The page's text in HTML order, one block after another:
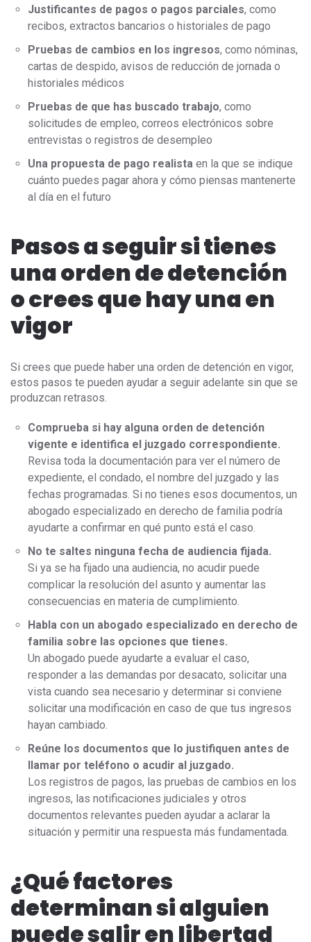
Justificantes de pagos o pagos parciales, como
recibos, extractos bancarios o historiales de pago
Pruebas de cambios en los ingresos, como nóminas,
cartas de despido, avisos de reducción de jornada o
historiales médicos
Pruebas de que has buscado trabajo, como
solicitudes de empleo, correos electrónicos sobre
entrevistas o registros de desempleo
Una propuesta de pago realista en la que se indique
cuánto puedes pagar ahora y cómo piensas mantenerte
al día en el futuro
Pasos a seguir si tienes
una orden de detención
o crees que hay una en
vigor
Si crees que puede haber una orden de detención en vigor,
estos pasos te pueden ayudar a seguir adelante sin que se
produzcan retrasos.
Comprueba si hay alguna orden de detención
vigente e identifica el juzgado correspondiente.
Revisa toda la documentación para ver el número de
expediente, el condado, el nombre del juzgado y las
fechas programadas. Si no tienes esos documentos, un
abogado especializado en derecho de familia podría
ayudarte a confirmar en qué punto está el caso.
No te saltes ninguna fecha de audiencia fijada.
Si ya se ha fijado una audiencia, no acudir puede
complicar la resolución del asunto y aumentar las
consecuencias en materia de cumplimiento.
Habla con un abogado especializado en derecho de
familia sobre las opciones que tienes.
Un abogado puede ayudarte a evaluar el caso,
responder a las demandas por desacato, solicitar una
vista cuando sea necesario y determinar si conviene
solicitar una modificación en caso de que tus ingresos
hayan cambiado.
Reúne los documentos que lo justifiquen antes de
llamar por teléfono o acudir al juzgado.
Los registros de pagos, las pruebas de cambios en los
ingresos, las notificaciones judiciales y otros
documentos relevantes pueden ayudar a aclarar la
situación y permitir una respuesta más fundamentada.
¿Qué factores
determinan si alguien
puede salir en libertad